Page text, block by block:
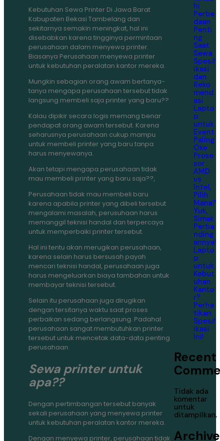
Kebutuhan Sewa Printer Di Jawa Barat
Kabupaten Bekasi Tambelang dan
sekitarnya semakin meningkat, hal ini
disebabkan karena tingginya permintaan
perusahaan dalam menyewa printer.
Biasanya Perusahaan menyewa printer
untuk kebutuhan peralatan kantor mereka.
Mungkin sebagian orang awam bertanya-
tanya mengapa perusahaan tersebut tidak
langsung membeli saja printer yang baru??
Kalau dipikir secara logis memang benar
pendapat orang awam tersebut. Karena
seharusnya perusahaan cukup mampu
untuk membeli printer yang baru tanpa
harus menyewanya.
Akan tetapi mengapa perusahaan tidak
mau membeli printer yang baru saja??,
Perusahaan tidak mau membeli baru
karena apabila printer yang dibeli tersebut
mengalami masalah, perusuhaan harus
memanggil teknisi handal dan terpercaya
untuk memperbaiki printer tersebut.
Hal ini tentu akan merugikan perusahaan,
karena selain harus bersusah payah
mencari teknisi handal, perusahaan juga
harus mengeluarkan biaya tambahan untuk
membayar teknisi tersebut.
Selain itu perusahaan juga dirugikan
dengan tersitanya waktu saat proses
perbaikan sedang berlangsung. Padahal
perusahaan sangat membutuhkan printer
tersebut untuk mencetak data-data penting
perusahaan.
Sewa printer untuk
apa??
Dengan pertimbangan tersebut banyak
sekali perusahaan yang menyewa printer
untuk kebutuhan peralatan kantor mereka.
Dengan menyewa printer, perusahaan tidak
hi
Perbe
daan
Penti
ng
Saat
Sewa
Spesif
ikasi
dan
Reko
mend
asi
Lapto
p
untuk
Event
Paling
Oke
Prose
sor
AMD
vs
Intel,
Pilih
Mana?
Yuk,
Simak
Perba
nding
annya!
Lapto
p
untuk
Kebut
uhan
Kanto
r?
Perha
tikan
Spesif
ikasi
Ini!
Recent
Tidak ada
komentar
untuk
ditampilkan.